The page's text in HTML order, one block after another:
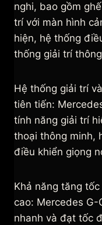
nghi, bao gồm
trí với màn hình
hiện, hệ thống
thống giải trí
Hệ thống giải trí
tiên tiến:
tính năng giải trí
thoại thông minh,
điều khiển giọng
Khả năng tăng
cao: Mercedes G-
nhanh và đạt tốc